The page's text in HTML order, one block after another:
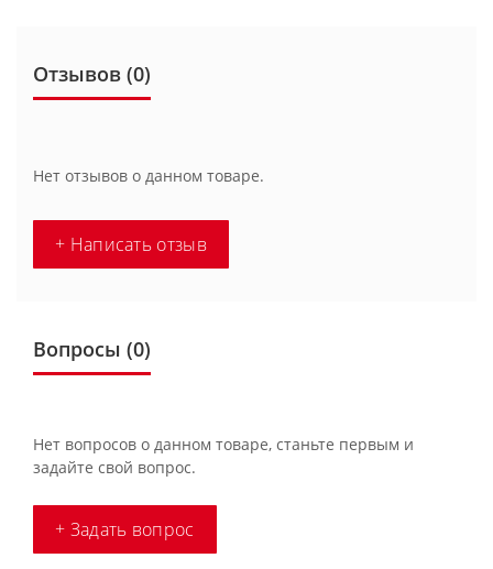
Отзывов (0)
Нет отзывов о данном товаре.
+ Написать отзыв
Вопросы (0)
Нет вопросов о данном товаре, станьте первым и
задайте свой вопрос.
+ Задать вопрос